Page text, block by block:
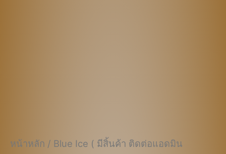
หน้าหลัก / Blue Ice ( มีสิ้นค้า ติดต่อแอดมิน